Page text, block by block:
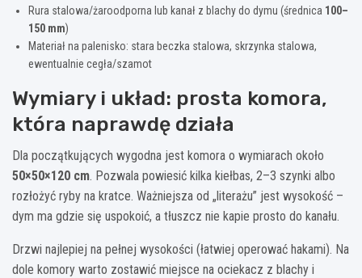
Rura stalowa/żaroodporna lub kanał z blachy do dymu (średnica 100–
150 mm)
Materiał na palenisko: stara beczka stalowa, skrzynka stalowa,
ewentualnie cegła/szamot
Wymiary i układ: prosta komora,
która naprawdę działa
Dla początkujących wygodna jest komora o wymiarach około
50×50×120 cm. Pozwala powiesić kilka kiełbas, 2–3 szynki albo
rozłożyć ryby na kratce. Ważniejsza od „literażu” jest wysokość –
dym ma gdzie się uspokoić, a tłuszcz nie kapie prosto do kanału.
Drzwi najlepiej na pełnej wysokości (łatwiej operować hakami). Na
dole komory warto zostawić miejsce na ociekacz z blachy i